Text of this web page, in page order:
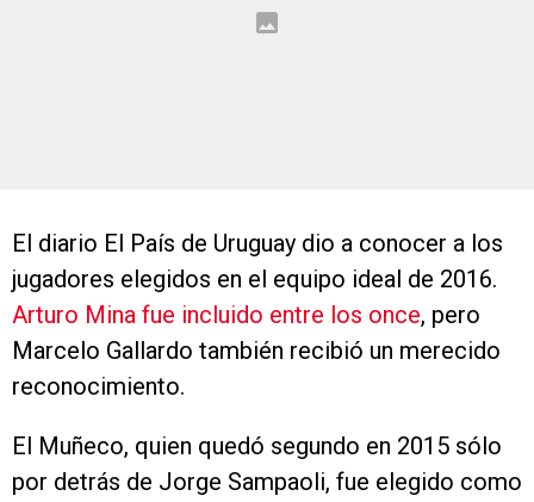
El diario El País de Uruguay dio a conocer a los
jugadores elegidos en el equipo ideal de 2016.
Arturo Mina fue incluido entre los once, pero
Marcelo Gallardo también recibió un merecido
reconocimiento.
El Muñeco, quien quedó segundo en 2015 sólo
por detrás de Jorge Sampaoli, fue elegido como